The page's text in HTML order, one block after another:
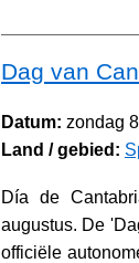
Dag van
Datum: zondag
Land / gebied:
Día de
augustus. De
officiële